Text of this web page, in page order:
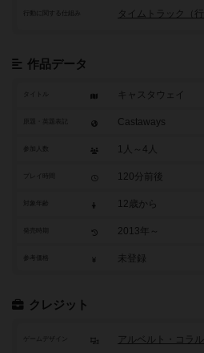
行動に関する仕組み タイムトラック（
作品データ
タイトル キャスタウェイ
Castaways
参加人数 1人～4人
120分前後
12歳から
2013年～
参考価格 未登録
クレジット
ゲームデザイン アルベルト・コラ